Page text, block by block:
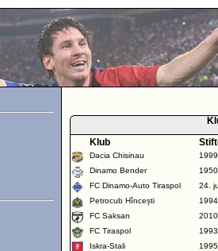
Klub
Dacia Chisinau
1999
Dinamo Bender
1950
FC Dinamo-Auto Tiraspol
24.
Petrocub Hîncești
1994
FC Saksan
2010
FC Tiraspol
1993
Iskra-Stali
1995